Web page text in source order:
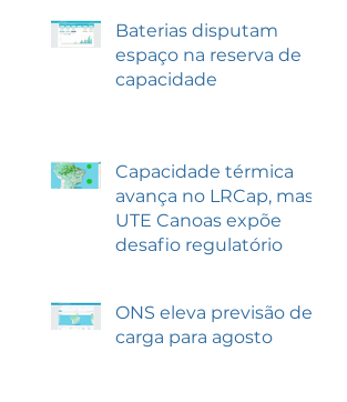
Baterias disputam
espaço na reserva de
capacidade
Capacidade térmica
avança no LRCap, mas
UTE Canoas expõe
desafio regulatório
ONS eleva previsão de
carga para agosto